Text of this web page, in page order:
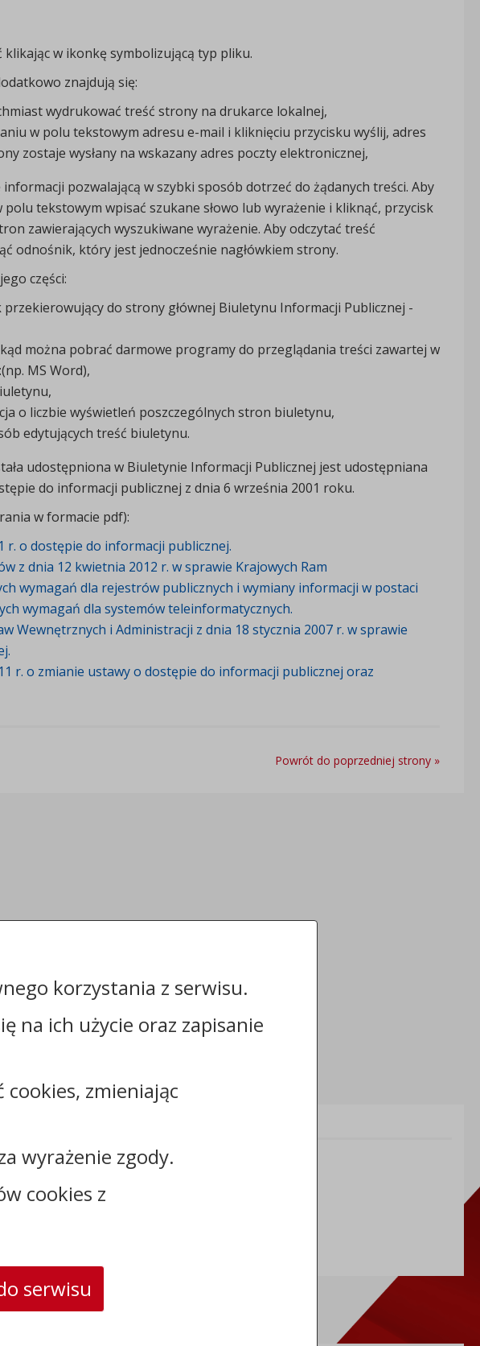
w ikonkę symbolizującą typ pliku.
znajdują się:
wydrukować treść strony na drukarce lokalnej,
w polu tekstowym adresu e-mail i kliknięciu przycisku wyślij, adres
zostaje wysłany na wskazany adres poczty elektronicznej,
pozwalającą w szybki sposób dotrzeć do żądanych treści. Aby
tekstowym wpisać szukane słowo lub wyrażenie i kliknąć, przycisk
zawierających wyszukiwane wyrażenie. Aby odczytać treść
odnośnik, który jest jednocześnie nagłówkiem strony.
części:
przekierowujący do strony głównej Biuletynu Informacji Publicznej -
można pobrać darmowe programy do przeglądania treści zawartej w
MS Word),
o liczbie wyświetleń poszczególnych stron biuletynu,
edytujących treść biuletynu.
udostępniona w Biuletynie Informacji Publicznej jest udostępniana
do informacji publicznej z dnia 6 września 2001 roku.
w formacie pdf):
r. o dostępie do informacji publicznej.
z dnia 12 kwietnia 2012 r. w sprawie Krajowych Ram
wymagań dla rejestrów publicznych i wymiany informacji w postaci
wymagań dla systemów teleinformatycznych.
Wewnętrznych i Administracji z dnia 18 stycznia 2007 r. w sprawie
r. o zmianie ustawy o dostępie do informacji publicznej oraz
Powrót do poprzedniej strony »
lub
NIP: 8883031255
korzystania z serwisu.
na ich użycie oraz zapisanie
cookies, zmieniając
wyrażenie zgody.
cookies z
serwisu